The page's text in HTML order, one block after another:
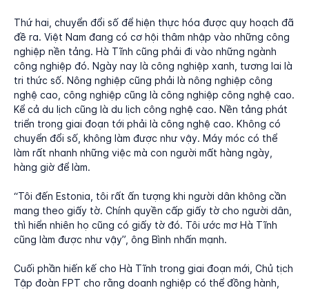
Thứ hai, chuyển đổi số để hiện thực hóa được quy hoạch đã
đề ra. Việt Nam đang có cơ hội thâm nhập vào những công
nghiệp nền tảng. Hà Tĩnh cũng phải đi vào những ngành
công nghiệp đó. Ngày nay là công nghiệp xanh, tương lai là
tri thức số. Nông nghiệp cũng phải là nông nghiệp công
nghệ cao, công nghiệp cũng là công nghiệp công nghệ cao.
Kể cả du lịch cũng là du lịch công nghệ cao. Nền tảng phát
triển trong giai đoạn tới phải là công nghệ cao. Không có
chuyển đổi số, không làm được như vậy. Máy móc có thể
làm rất nhanh những việc mà con người mất hàng ngày,
hàng giờ để làm.
“Tôi đến Estonia, tôi rất ấn tượng khi người dân không cần
mang theo giấy tờ. Chính quyền cấp giấy tờ cho người dân,
thì hiển nhiên họ cũng có giấy tờ đó. Tôi ước mơ Hà Tĩnh
cũng làm được như vậy”, ông Bình nhấn mạnh.
Cuối phần hiến kế cho Hà Tĩnh trong giai đoạn mới, Chủ tịch
Tập đoàn FPT cho rằng doanh nghiệp có thể đồng hành,